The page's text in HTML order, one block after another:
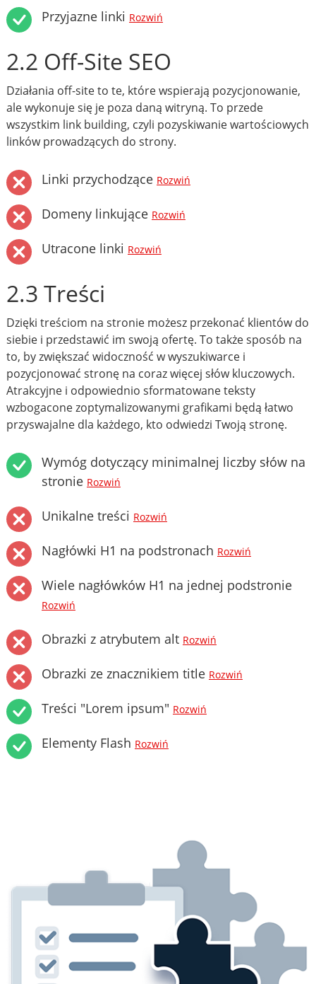
Przyjazne linki Rozwiń
2.2 Off-Site SEO
Działania off-site to te, które wspierają pozycjonowanie,
ale wykonuje się je poza daną witryną. To przede
wszystkim link building, czyli pozyskiwanie wartościowych
linków prowadzących do strony.
Linki przychodzące Rozwiń
Domeny linkujące Rozwiń
Utracone linki Rozwiń
2.3 Treści
Dzięki treściom na stronie możesz przekonać klientów do
siebie i przedstawić im swoją ofertę. To także sposób na
to, by zwiększać widoczność w wyszukiwarce i
pozycjonować stronę na coraz więcej słów kluczowych.
Atrakcyjne i odpowiednio sformatowane teksty
wzbogacone zoptymalizowanymi grafikami będą łatwo
przyswajalne dla każdego, kto odwiedzi Twoją stronę.
Wymóg dotyczący minimalnej liczby słów na
stronie Rozwiń
Unikalne treści Rozwiń
Nagłówki H1 na podstronach Rozwiń
Wiele nagłówków H1 na jednej podstronie
Rozwiń
Obrazki z atrybutem alt Rozwiń
Obrazki ze znacznikiem title Rozwiń
Treści "Lorem ipsum" Rozwiń
Elementy Flash Rozwiń